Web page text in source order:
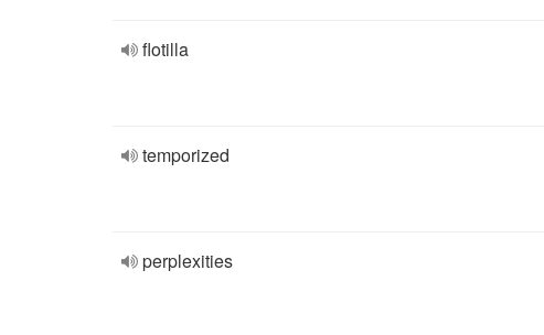
flotilla
temporized
perplexities